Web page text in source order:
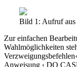
Bild 1: Aufruf aus
Zur einfachen
Wahlmöglichkeiten
Anweisung ‹ DO